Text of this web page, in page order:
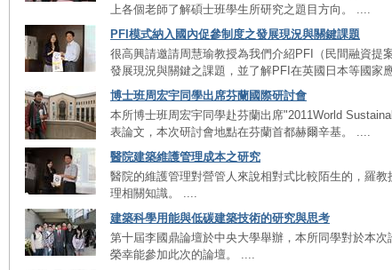
上各個老師了解碩士班學生所研究之題目方向。 ....
PFI模式納入國內促參制度之發展現況與關鍵課題
很高興請邀請周慧瑜教授為我們介紹PFI（民間融資提
發展現況與關鍵之課題，並了解PFI在英國日本等國家
博士班周宏宇同學出席芬蘭國際研討會
本所博士班周宏宇同學赴芬蘭出席"2011World
表論文，本次研討會地點在芬蘭首都赫爾辛基。 ....
醫院建築維護管理成本之研究
醫院的維護管理對營管人來說相對式比較陌生的，羅
理相關知識。 ....
建築科學用能與低碳建築技術的研究與思考
第十屆李國鼎論壇於中央大學舉辦，本所同學對於本
榮幸能參加此次的論壇。 ....